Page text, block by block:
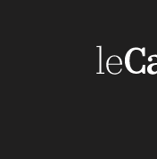
Mon compte